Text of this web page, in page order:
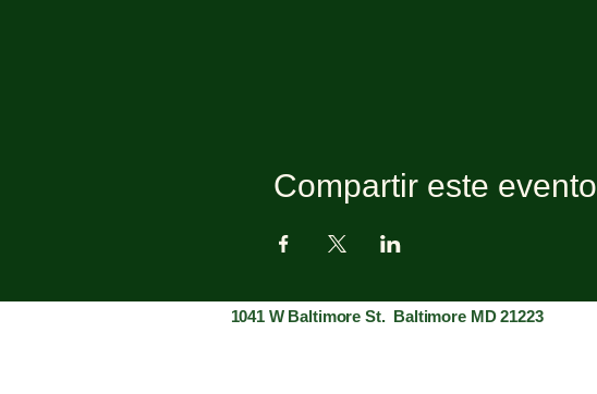
Compartir este evento
1041 W Baltimore St. Baltimore MD 21223